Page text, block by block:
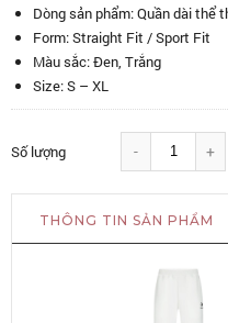
Dòng sản phẩm: Quần dài thể
Form: Straight Fit / Sport Fit
Màu sắc: Đen, Trắng
Size: S – XL
Số lượng - +
THÔNG TIN SẢN PHẨM